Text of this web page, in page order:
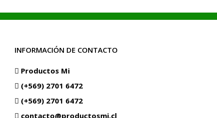
INFORMACIÓN DE CONTACTO
Productos Mi
(+569) 2701 6472
(+569) 2701 6472
contacto@productosmi.cl